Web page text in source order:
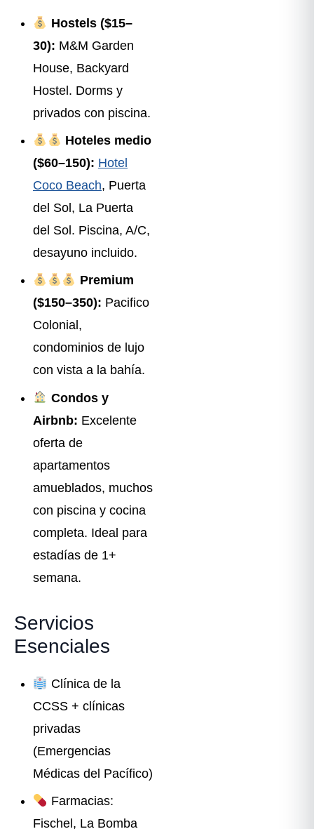
Hostels ($15–
30): M&M Garden
House, Backyard
Hostel. Dorms y
privados con piscina.
Hoteles medio
($60–150): Hotel
Coco Beach, Puerta
del Sol, La Puerta
del Sol. Piscina, A/C,
desayuno incluido.
Premium
($150–350): Pacifico
Colonial,
condominios de lujo
con vista a la bahía.
Condos y
Airbnb: Excelente
oferta de
apartamentos
amueblados, muchos
con piscina y cocina
completa. Ideal para
estadías de 1+
semana.
Servicios
Esenciales
Clínica de la
CCSS + clínicas
privadas
(Emergencias
Médicas del Pacífico)
Farmacias:
Fischel, La Bomba